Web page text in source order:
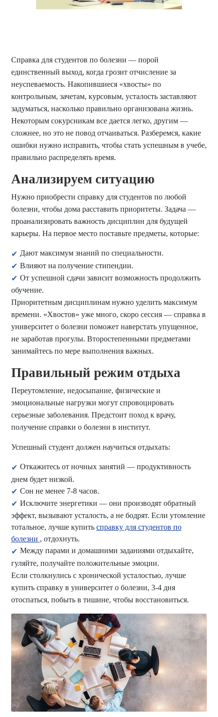
Справка для студентов по болезни — порой
единственный выход, когда грозит отчисление за
неуспеваемость. Накопившиеся «хвосты» по
контрольным, зачетам, курсовым, усталость заставляют
задуматься, насколько правильно организована жизнь.
Некоторым сокурсникам все дается легко, другим —
сложнее, но это не повод отчаиваться. Разберемся, какие
ошибки нужно исправить, чтобы стать успешным в учебе,
правильно распределять время.
Анализируем ситуацию
Нужно приобрести справку для студентов по любой
болезни, чтобы дома расставить приоритеты. Задача —
проанализировать важность дисциплин для будущей
карьеры. На первое место поставьте предметы, которые:
Дают максимум знаний по специальности.
Влияют на получение стипендии.
От успешной сдачи зависит возможность продолжить
обучение.
Приоритетным дисциплинам нужно уделить максимум
времени. «Хвостов» уже много, скоро сессия — справка в
университет о болезни поможет наверстать упущенное,
не заработав прогулы. Второстепенными предметами
занимайтесь по мере выполнения важных.
Правильный режим отдыха
Переутомление, недосыпание, физические и
эмоциональные нагрузки могут спровоцировать
серьезные заболевания. Предстоит поход к врачу,
получение справки о болезни в институт.
Успешный студент должен научиться отдыхать:
Откажитесь от ночных занятий — продуктивность
днем будет низкой.
Сон не менее 7-8 часов.
Исключите энергетики — они производят обратный
эффект, вызывают усталость, а не бодрят. Если утомление
тотальное, лучше купить справку для студентов по
болезни , отдохнуть.
Между парами и домашними заданиями отдыхайте,
гуляйте, получайте положительные эмоции.
Если столкнулись с хронической усталостью, лучше
купить справку в университет о болезни, 3-4 дня
отоспаться, побыть в тишине, чтобы восстановиться.